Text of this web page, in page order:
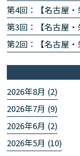
2026年8月 (2)
2026年7月 (9)
2026年6月 (2)
2026年5月 (10)